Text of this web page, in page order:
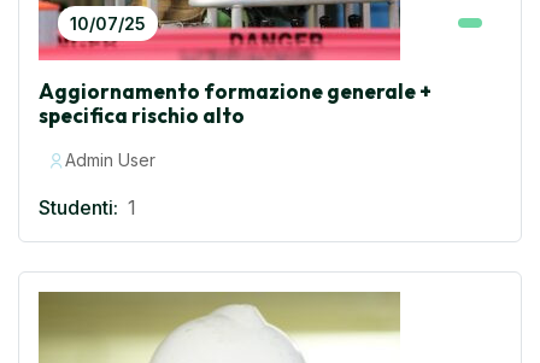
10/07/25
Aggiornamento formazione generale +
specifica rischio alto
Admin User
Studenti: 1